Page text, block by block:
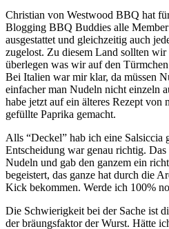
Christian von Westwood BBQ hat
Blogging BBQ Buddies alle
ausgestattet und gleichzeitig auch
zugelost. Zu diesem Land sollten wir
überlegen was wir auf den
Bei Italien war mir klar, da müssen
einfacher man Nudeln nicht einzeln
habe jetzt auf ein älteres Rezept
gefüllte Paprika gemacht.
Alls “Deckel” hab ich eine Salsiccia
Entscheidung war genau richtig.
Nudeln und gab den ganzem ein
begeistert, das ganze hat durch die
Kick bekommen. Werde ich 100%
Die Schwierigkeit bei der Sache ist
der bräungsfaktor der Wurst. Hätte